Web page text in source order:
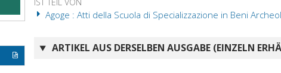
IST TEIL VON
Agoge : Atti della Scuola di Specializzazione in Beni
ARTIKEL AUS DERSELBEN AUSGABE (EINZELN